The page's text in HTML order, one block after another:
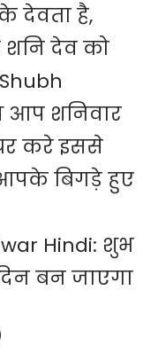
देवता है,
शनि देव को
आप शनिवार
करे इससे
बिगड़े हुए
Hindi: शुभ
बन जाएगा